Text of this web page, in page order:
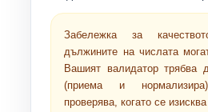
Забележка за
дължините на числата
Вашият валидатор трябва
(приема и
проверява, когато се